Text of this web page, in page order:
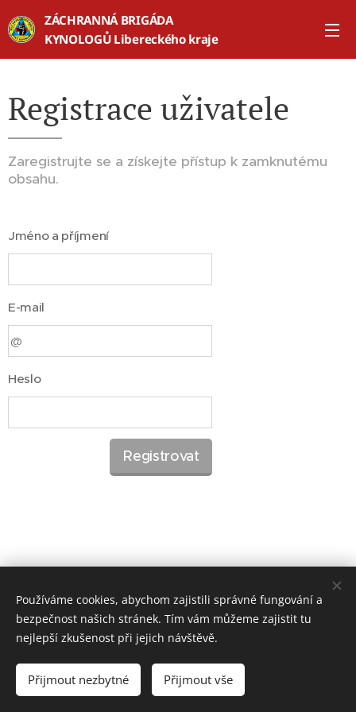
ZÁCHRANNÁ BRIGÁDA
KYNOLOGŮ Libereckého kraje
Registrace uživatele
Zaregistrujte se a získejte přístup k zamknutému
obsahu.
Jméno a příjmení
E-mail
Heslo
Registrovat
Aktualizováno 6.7.2026
Cookies
Používáme cookies, abychom zajistili správné fungování a
bezpečnost našich stránek. Tím vám můžeme zajistit tu
nejlepší zkušenost při jejich návštěvě.
Přijmout nezbytné Přijmout vše